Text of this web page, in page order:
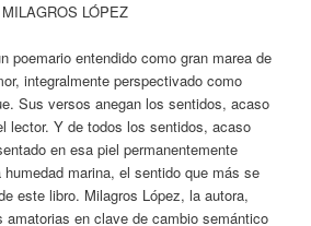
LÓPEZ
poemario entendido como gran marea de
integralmente perspectivado como
Sus versos anegan los sentidos, acaso
lector. Y de todos los sentidos, acaso
en esa piel permanentemente
marina, el sentido que más se
este libro. Milagros López, la autora,
amatorias en clave de cambio semántico